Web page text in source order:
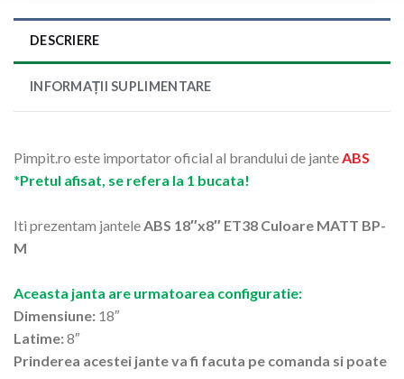
DESCRIERE
INFORMAȚII SUPLIMENTARE
Pimpit.ro este importator oficial al brandului de janteABS
*Pretul afisat, se refera la 1 bucata!
Iti prezentam janteleABS 18″x8″ ET38 Culoare MATT BP-
M
Aceasta janta are urmatoarea configuratie:
Dimensiune: 18″
Latime:8″
Prinderea acestei jante va fi facuta pe comanda si poate